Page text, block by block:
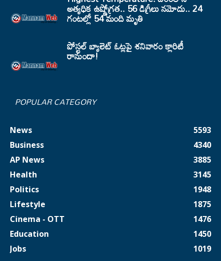
అత్యధిక ఉష్ణోగ్రత.. 56 డిగ్రీలు నమోదు.. 24
గంటల్లో 54 మంది మృతి
పోస్టల్ బ్యాలెట్ ఓట్లపై శనివారం క్లారిటీ
రానుందా!
POPULAR CATEGORY
News
5593
Business
4340
AP News
3885
Health
3145
Politics
1948
Lifestyle
1875
Cinema - OTT
1476
Education
1450
Jobs
1019